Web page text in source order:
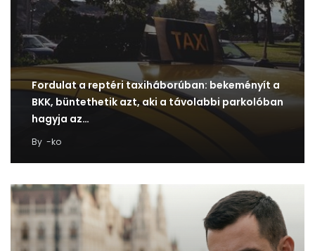
Fordulat a reptéri taxiháborúban: bekeményít a
BKK, büntethetik azt, aki a távolabbi parkolóban
hagyja az…
By -ko